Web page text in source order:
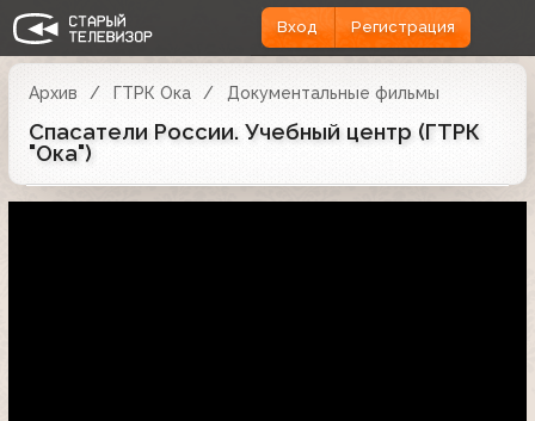
Вход Регистрация
Архив ГТРК Ока Документальные фильмы
Спасатели России. Учебный центр (ГТРК
"Ока")